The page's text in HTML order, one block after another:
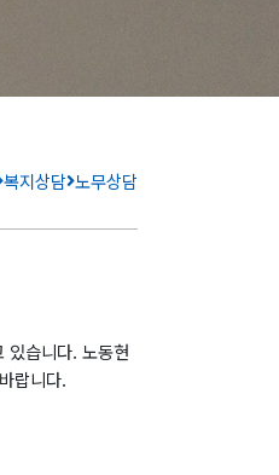
복지상담 노무상담
있습니다. 노동현
랍니다.